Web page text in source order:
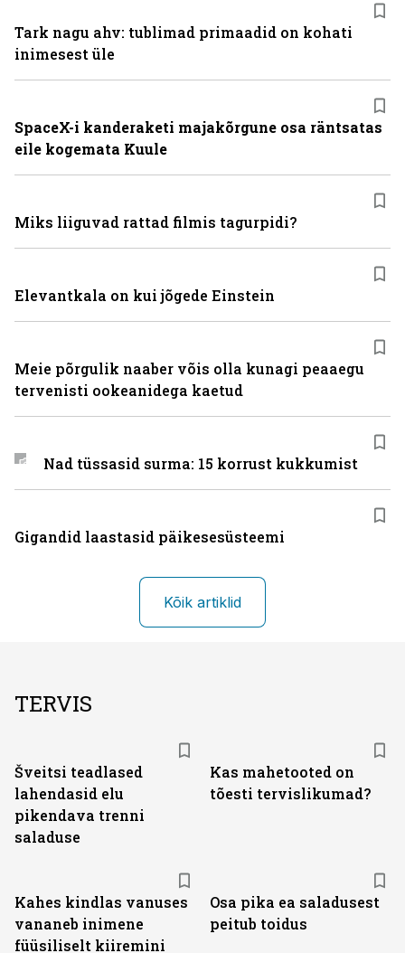
Tark nagu ahv: tublimad primaadid on kohati
inimesest üle
SpaceX-i kanderaketi majakõrgune osa räntsatas
eile kogemata Kuule
Miks liiguvad rattad filmis tagurpidi?
Elevantkala on kui jõgede Einstein
Meie põrgulik naaber võis olla kunagi peaaegu
tervenisti ookeanidega kaetud
Nad tüssasid surma: 15 korrust kukkumist
Gigandid laastasid päikesesüsteemi
Kõik artiklid
TERVIS
Šveitsi teadlased
lahendasid elu
pikendava trenni
saladuse
Kas mahetooted on
tõesti tervislikumad?
Kahes kindlas vanuses
vananeb inimene
füüsiliselt kiiremini
Osa pika ea saladusest
peitub toidus